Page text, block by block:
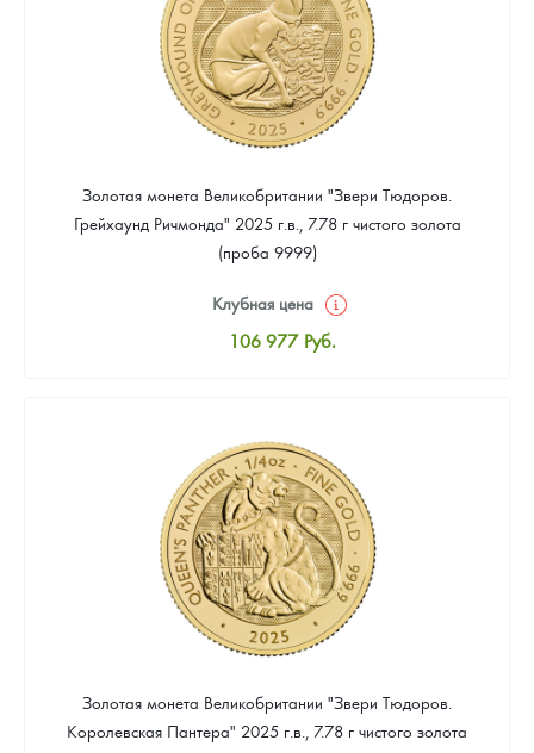
Золотая монета Великобритании "Звери Тюдоров.
Грейхаунд Ричмонда" 2025 г.в., 7.78 г чистого золота
(проба 9999)
Клубная цена
106 977 Руб.
Цена выкупа
Звоните
Золотая монета Великобритании "Звери Тюдоров.
Королевская Пантера" 2025 г.в., 7.78 г чистого золота